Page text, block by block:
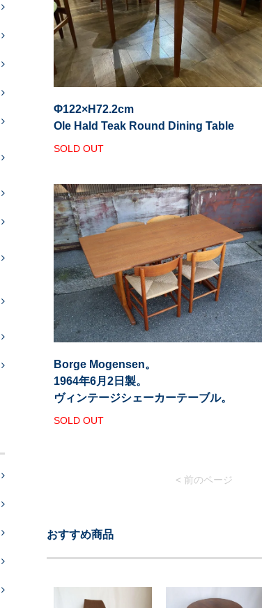
Φ122×H72.2cm
Ole Hald Teak Round Dining Table
SOLD OUT
Borge Mogensen。
1964年6月2日製。
ヴィンテージシェーカーテーブル。
SOLD OUT
< 前のページ
おすすめ商品